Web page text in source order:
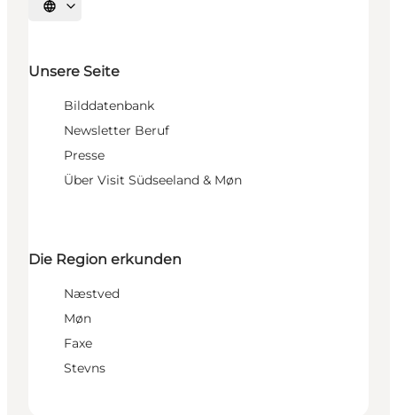
Sprache auswählen
Unsere Seite
Bilddatenbank
Newsletter Beruf
Presse
Über Visit Südseeland & Møn
Die Region erkunden
Næstved
Møn
Faxe
Stevns